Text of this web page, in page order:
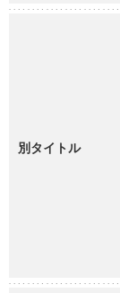
別タイトル